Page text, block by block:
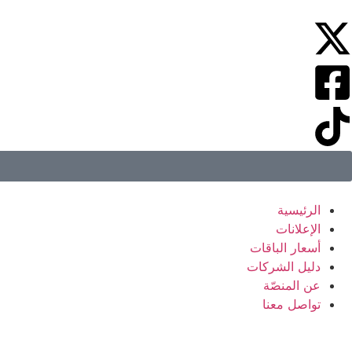
الرئيسية
الإعلانات
أسعار الباقات
دليل الشركات
عن المنصّة
تواصل معنا